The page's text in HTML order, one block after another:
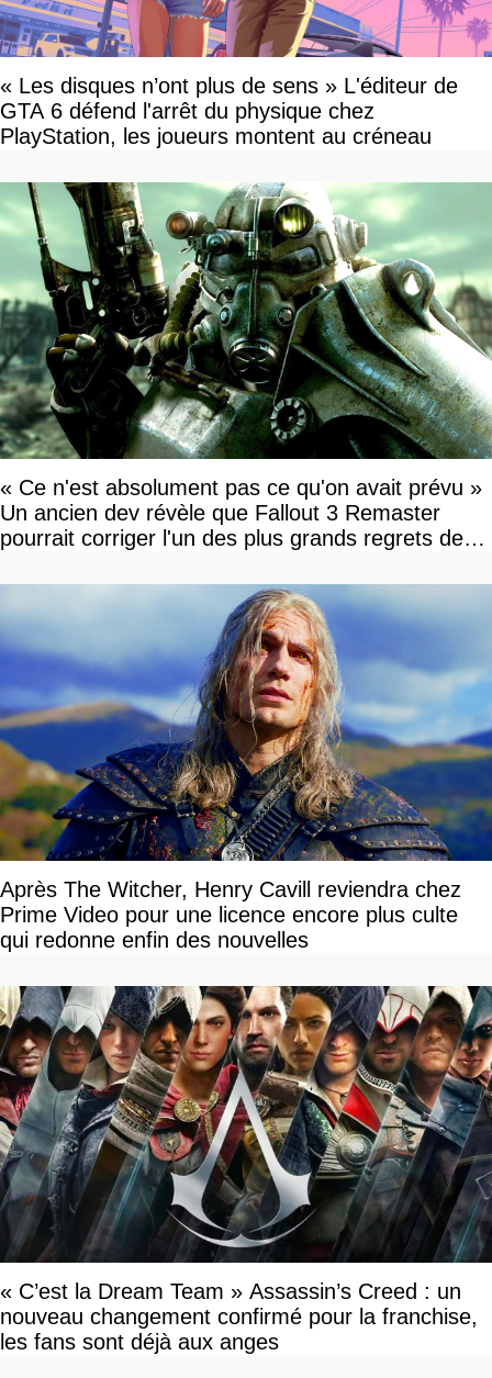
« Les disques n’ont plus de sens » L'éditeur de
GTA 6 défend l'arrêt du physique chez
PlayStation, les joueurs montent au créneau
« Ce n'est absolument pas ce qu'on avait prévu »
Un ancien dev révèle que Fallout 3 Remaster
pourrait corriger l'un des plus grands regrets de
Après The Witcher, Henry Cavill reviendra chez
Prime Video pour une licence encore plus culte
qui redonne enfin des nouvelles
« C’est la Dream Team » Assassin’s Creed : un
nouveau changement confirmé pour la franchise,
les fans sont déjà aux anges